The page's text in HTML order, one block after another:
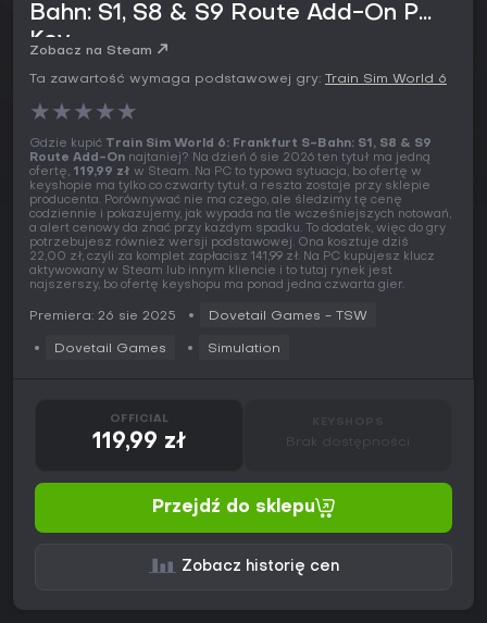
Bahn: S1, S8 & S9 Route Add-On PC
Key
Zobacz na Steam
Ta zawartość wymaga podstawowej gry: Train Sim World 6
★★★★★
Gdzie kupić Train Sim World 6: Frankfurt S-Bahn: S1, S8 & S9
Route Add-On najtaniej? Na dzień 6 sie 2026 ten tytuł ma jedną
ofertę, 119,99 zł w Steam. Na PC to typowa sytuacja, bo ofertę w
keyshopie ma tylko co czwarty tytuł, a reszta zostaje przy sklepie
producenta. Porównywać nie ma czego, ale śledzimy tę cenę
codziennie i pokazujemy, jak wypada na tle wcześniejszych notowań,
a alert cenowy da znać przy każdym spadku. To dodatek, więc do gry
potrzebujesz również wersji podstawowej. Ona kosztuje dziś
22,00 zł, czyli za komplet zapłacisz 141,99 zł. Na PC kupujesz klucz
aktywowany w Steam lub innym kliencie i to tutaj rynek jest
najszerszy, bo ofertę keyshopu ma ponad jedna czwarta gier.
Premiera: 26 sie 2025 Dovetail Games - TSW
Dovetail Games Simulation
OFFICIAL
119,99 zł Brak dostępności
Przejdź do sklepu
Zobacz historię cen